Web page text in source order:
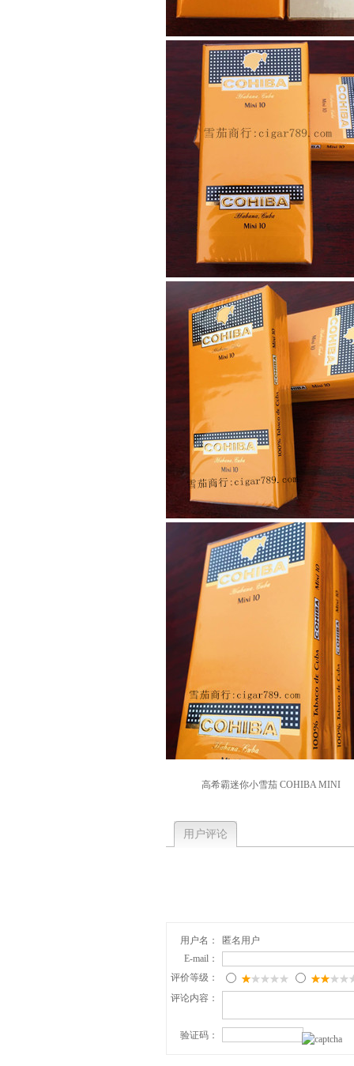
高希霸迷你小雪茄 COHIBA MINI
用户评论
用户名：
匿名用户
E-mail：
评价等级：
评论内容：
验证码：